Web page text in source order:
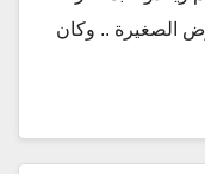
الصغيرة .. وكان